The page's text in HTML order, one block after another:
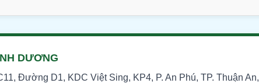
DƯƠNG
Đường D1, KDC Việt Sing, KP4, P. An Phú, TP. Thuận An,